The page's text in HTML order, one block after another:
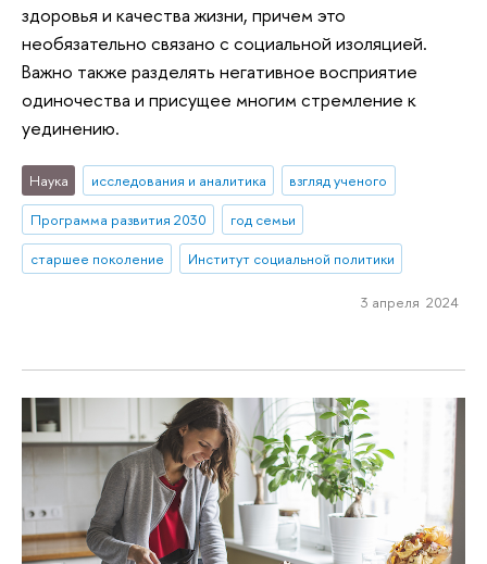
здоровья и качества жизни, причем это
необязательно связано с социальной изоляцией.
Важно также разделять негативное восприятие
одиночества и присущее многим стремление к
уединению.
Наука исследования и аналитика
взгляд ученого
Программа развития 2030
год семьи
старшее поколение
Институт социальной политики
3 апреля 2024